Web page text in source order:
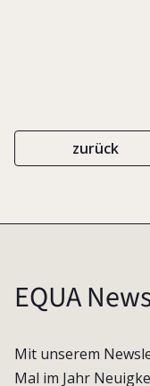
zurück
EQUA
Mit unserem
Mal im Jahr